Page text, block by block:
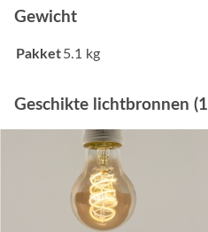
Gewicht
Pakket5.1 kg
Geschikte lichtbronnen